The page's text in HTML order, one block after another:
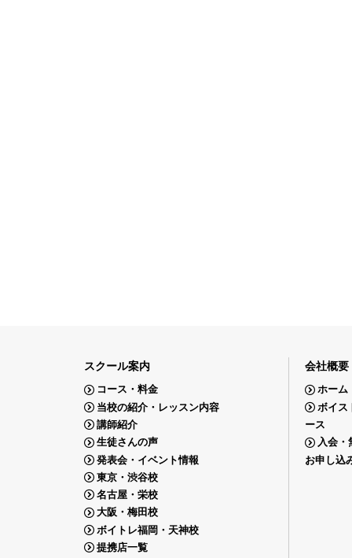
スクール案内
コース・料金
当校の紹介・レッスン内容
講師紹介
生徒さんの声
発表会・イベント情報
東京・渋谷校
名古屋・栄校
大阪・梅田校
ボイトレ福岡・天神校
提携店一覧
会社概要
ホーム
ボイス
ース
入会・
お申し込